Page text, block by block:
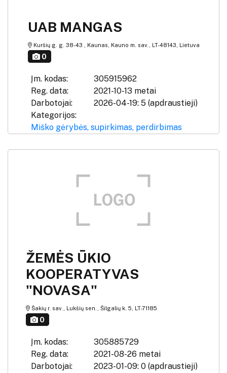
UAB MANGAS
Kuršių g. g. 38-43 , Kaunas, Kauno m. sav., LT-48143, Lietuva
0
Įm. kodas:
305915962
Reg. data:
2021-10-13 metai
Darbotojai:
2026-04-19: 5 (apdraustieji)
Kategorijos:
Miško gėrybės, supirkimas, perdirbimas
ŽEMĖS ŪKIO
KOOPERATYVAS
"NOVASA"
Šakių r. sav., Lukšių sen., Šilgalių k. 5, LT-71185
0
Įm. kodas:
305885729
Reg. data:
2021-08-26 metai
Darbotojai:
2023-01-09: 0 (apdraustieji)